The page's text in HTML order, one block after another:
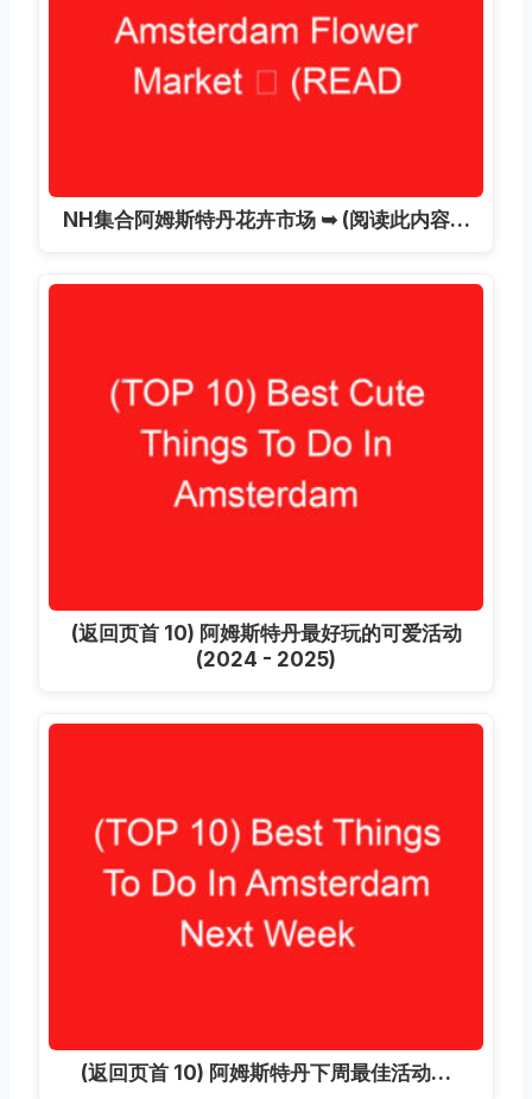
NH集合阿姆斯特丹花卉市场 ➥ (阅读此内容…
(返回页首 10) 阿姆斯特丹最好玩的可爱活动
(2024 - 2025)
(返回页首 10) 阿姆斯特丹下周最佳活动…